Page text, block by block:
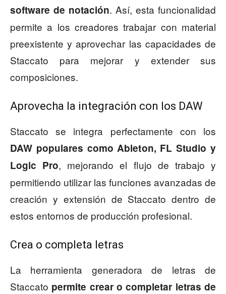
software de notación. Así, esta funcionalidad
permite a los creadores trabajar con material
preexistente y aprovechar las capacidades de
Staccato para mejorar y extender sus
composiciones.
Aprovecha la integración con los DAW
Staccato se integra perfectamente con los
DAW populares como Ableton, FL Studio y
Logic Pro, mejorando el flujo de trabajo y
permitiendo utilizar las funciones avanzadas de
creación y extensión de Staccato dentro de
estos entornos de producción profesional.
Crea o completa letras
La herramienta generadora de letras de
Staccato permite crear o completar letras de